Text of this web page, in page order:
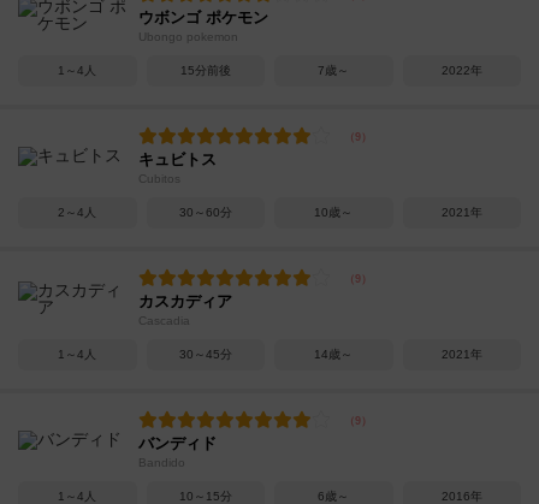
ウボンゴ ポケモン
Ubongo pokemon
1～4人 15分前後 7歳～ 2022年
キュビトス
Cubitos
2～4人 30～60分 10歳～ 2021年
カスカディア
Cascadia
1～4人 30～45分 14歳～ 2021年
バンディド
Bandido
1～4人 10～15分 6歳～ 2016年